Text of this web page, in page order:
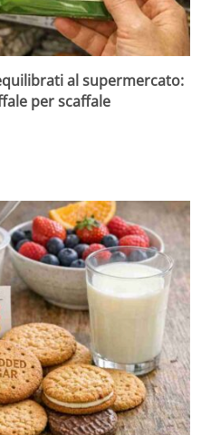
al supermercato:
per scaffale